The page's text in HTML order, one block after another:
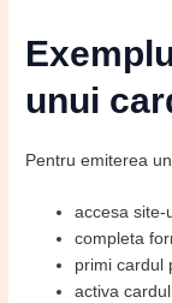
unui
Pentru emiterea
accesa site-
completa
primi cardul
activa